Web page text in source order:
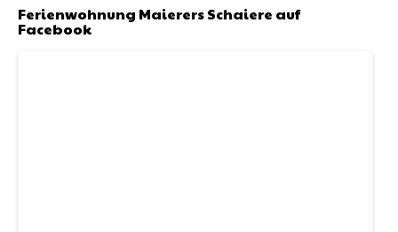
Ferienwohnung Maierers Schaiere auf
Facebook